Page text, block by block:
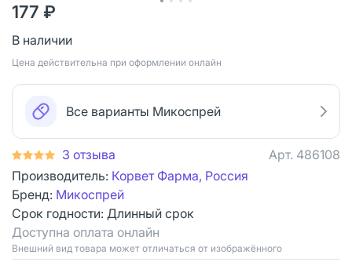
177 ₽
В наличии
Цена действительна при оформлении онлайн
Все варианты Микоспрей
3 отзыва Арт. 486108
Производитель: Корвет Фарма, Россия
Бренд: Микоспрей
Срок годности: Длинный срок
Доступна оплата онлайн
Bнешний вид товара может отличаться от изображённого